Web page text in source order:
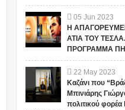
05 Jun 2023
Η
ΑΤΙΑ ΤΟΥ
ΠΡΟΓΡΑΜΜΑ
22 May 2023
Καζάνι που
Μπινιάρης
πολιτικού